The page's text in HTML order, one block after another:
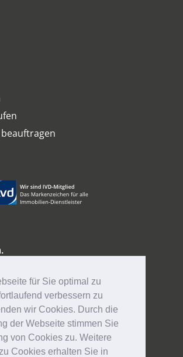
für Sie optimal zu
verbessern zu
wir Cookies. Durch die
der Webseite stimmen Sie
von Cookies zu. Weitere
Cookies erhalten Sie in
0
15